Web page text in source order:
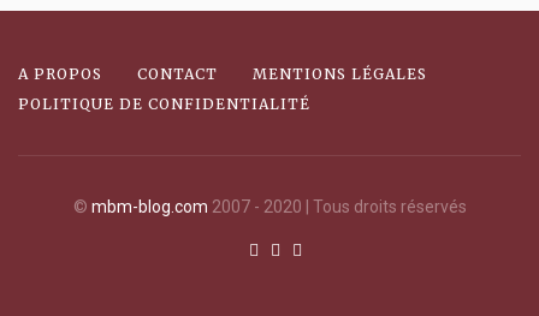
A PROPOS CONTACT
MENTIONS LÉGALES
POLITIQUE DE CONFIDENTIALITÉ
© mbm-blog.com 2007 - 2020 | Tous droits réservés